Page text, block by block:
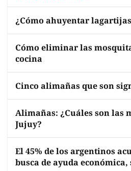
¿Cómo ahuyentar
Cómo eliminar las
cocina
Cinco alimañas que son
Alimañas: ¿Cuáles son las
Jujuy?
El 45% de los argentinos
busca de ayuda